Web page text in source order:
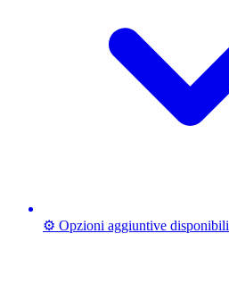
⚙️ Opzioni aggiuntive disponibili